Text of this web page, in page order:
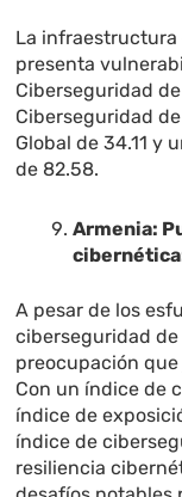
La infraestructura
presenta
Ciberseguridad
Ciberseguridad
Global de 34.11 y
de 82.58.
Armenia:
A pesar de los
ciberseguridad
preocupación
Con un índice de
índice de
índice de
resiliencia